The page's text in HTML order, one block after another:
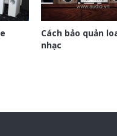
Cách bảo quản
nhạc